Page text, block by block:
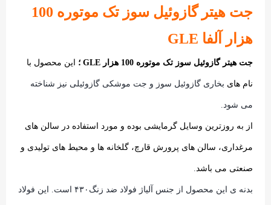
جت هیتر گازوئیل سوز تک موتوره 100
هزار آلفا GLE
جت هیتر گازوئیل سوز تک موتوره 100 هزار GLE ؛ این محصول با
نام های بخاری گازوئیل سوز و جت موشکی گازوئیلی نیز شناخته
می شود.
از به روزترین وسایل گرمایشی بوده و مورد استفاده در سالن های
مرغداری، سالن های پرورش قارچ، گلخانه ها و محیط های تولیدی و
صنعتی می باشد
بدنه ی این محصول از جنس آلیاژ فولاد ضد زنگ‌۴۳۰ است. این فولاد